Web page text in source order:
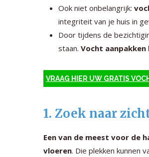
Ook niet onbelangrijk:
integriteit van je huis in
Door tijdens de
staan. Vocht
VRAAG HIER UW GRATIS
1. Zoek naar
Een van de meest voor de
vloeren. Die plekken kunnen